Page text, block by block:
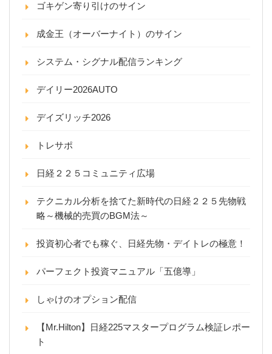
ゴキゲン寄り引けのサイン
成金王（オーバーナイト）のサイン
システム・シグナル配信ランキング
デイリー2026AUTO
デイズリッチ2026
トレサポ
日経２２５コミュニティ広場
テクニカル分析を捨てた新時代の日経２２５先物戦
略～機械的売買のBGM法～
投資初心者でも稼ぐ、日経先物・デイトレの極意！
パーフェクト投資マニュアル「五億導」
しゃけのオプション配信
【Mr.Hilton】日経225マスタープログラム検証レポー
ト